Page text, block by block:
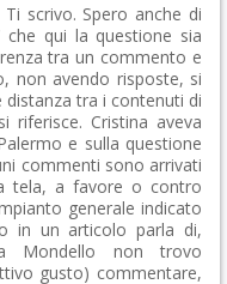
scrivo. Spero anche di
qui la questione sia
tra un commento e
non avendo risposte, si
distanza tra i contenuti di
riferisce. Cristina aveva
e sulla questione
commenti sono arrivati
tela, a favore o contro
generale indicato
in un articolo parla di,
Mondello non trovo
gusto) commentare,